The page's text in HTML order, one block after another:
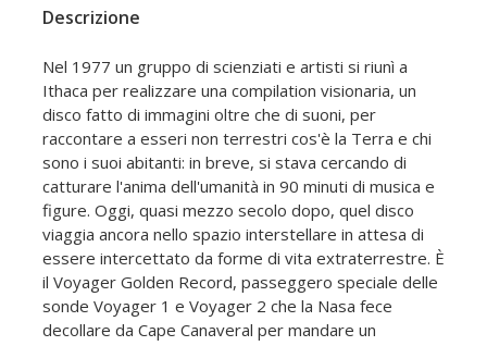
Descrizione
Nel 1977 un gruppo di scienziati e artisti si riunì a
Ithaca per realizzare una compilation visionaria, un
disco fatto di immagini oltre che di suoni, per
raccontare a esseri non terrestri cos'è la Terra e chi
sono i suoi abitanti: in breve, si stava cercando di
catturare l'anima dell'umanità in 90 minuti di musica e
figure. Oggi, quasi mezzo secolo dopo, quel disco
viaggia ancora nello spazio interstellare in attesa di
essere intercettato da forme di vita extraterrestre. È
il Voyager Golden Record, passeggero speciale delle
sonde Voyager 1 e Voyager 2 che la Nasa fece
decollare da Cape Canaveral per mandare un